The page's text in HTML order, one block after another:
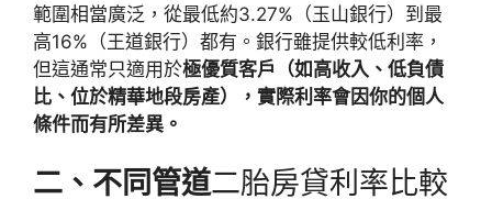
範圍相當廣泛，從最低約3.27%（玉山銀行）到最
高16%（王道銀行）都有。銀行雖提供較低利率，
但這通常只適用於極優質客戶（如高收入、低負債
比、位於精華地段房產），實際利率會因你的個人
條件而有所差異。
二、不同管道二胎房貸利率比較